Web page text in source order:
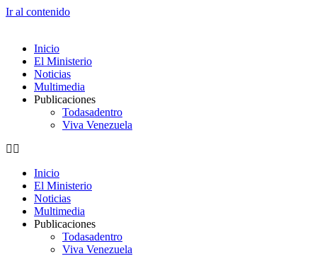
Ir al contenido
Inicio
El Ministerio
Noticias
Multimedia
Publicaciones
Todasadentro
Viva Venezuela
Inicio
El Ministerio
Noticias
Multimedia
Publicaciones
Todasadentro
Viva Venezuela